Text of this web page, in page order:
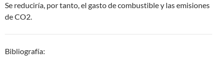
Se reduciría, por tanto, el gasto de combustible y las emisiones
de CO2.
Bibliografía: